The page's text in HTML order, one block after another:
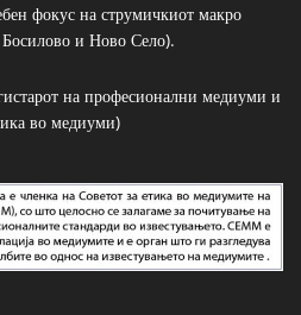
фокус на струмичкиот макро
и Ново Село).
на професионални медиуми и
во медиуми)